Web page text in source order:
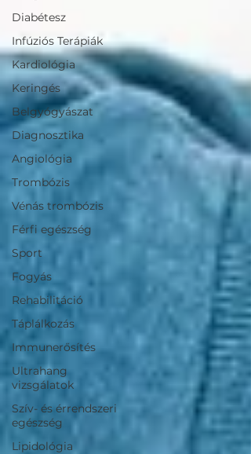
Diabétesz
Infúziós Terápiák
Kardiológia
Keringés
Belgyógyászat
Diagnosztika
Angiológia
Trombózis
Vénás trombózis
Férfi egészség
Sport
Fogyás
Rehabilitáció
Táplálkozás
Immunerősítés
Ultrahang
vizsgálatok
Szív- és érrendszeri
egészség
Lipidológia